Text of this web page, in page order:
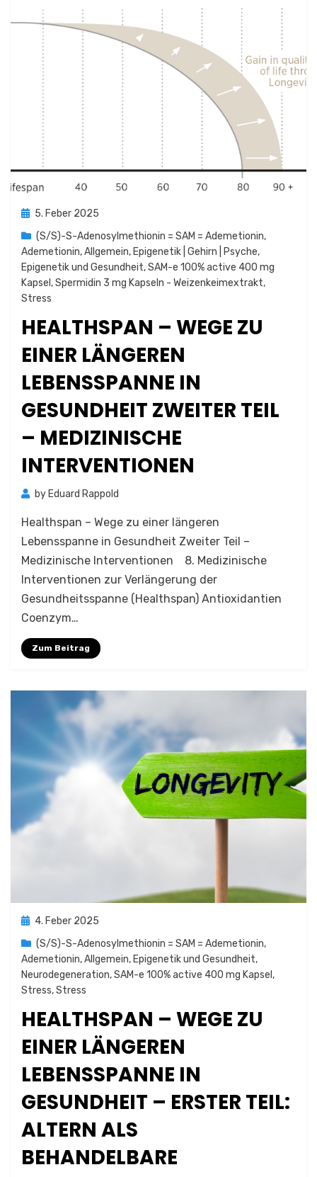
Posted
5. Feber 2025
(S/S)-S-Adenosylmethionin = SAM = Ademetionin,
Ademetionin,Allgemein, Epigenetik | Gehirn | Psyche,
Epigenetik und Gesundheit,SAM-e 100% active 400 mg
Kapsel ,Spermidin 3 mg Kapseln - Weizenkeimextrakt,
Stress
HEALTHSPAN – WEGE ZU
EINER LÄNGEREN
LEBENSSPANNE IN
GESUNDHEIT ZWEITER TEIL
– MEDIZINISCHE
INTERVENTIONEN
by Eduard Rappold
Healthspan – Wege zu einer längeren
Lebensspanne in Gesundheit Zweiter Teil –
Medizinische Interventionen 8. Medizinische
Interventionen zur Verlängerung der
Gesundheitsspanne (Healthspan) Antioxidantien
Coenzym…
Zum Beitrag
Posted
4. Feber 2025
(S/S)-S-Adenosylmethionin = SAM = Ademetionin,
Ademetionin,Allgemein, Epigenetik und Gesundheit,
Neurodegeneration,SAM-e 100% active 400 mg Kapsel ,
Stress,Stress
HEALTHSPAN – WEGE ZU
EINER LÄNGEREN
LEBENSSPANNE IN
GESUNDHEIT – ERSTER TEIL:
ALTERN ALS
BEHANDELBARE